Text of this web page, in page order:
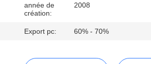
NOUVELLES
année de
création:
2008
Export pc: 60% - 70%